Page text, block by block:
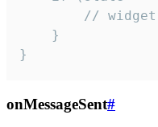
//
    }
}
onMessageSent#